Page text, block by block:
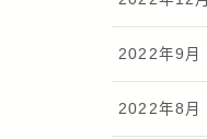
2022年9月
2022年8月